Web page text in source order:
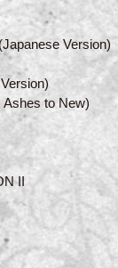
Version)
to New)
II